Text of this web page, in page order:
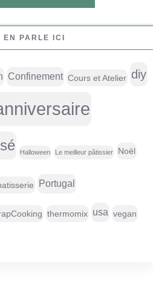
EN PARLE ICI
Confinement Cours et Atelier diy
Halloween Le meilleur pâtissier Noël
Portugal
thermomix usa vegan